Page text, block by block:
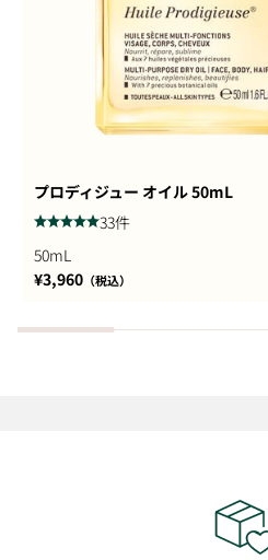
プロディジュー オイル 50mL
33件
50mL
セール価格
¥3,960 （税込）